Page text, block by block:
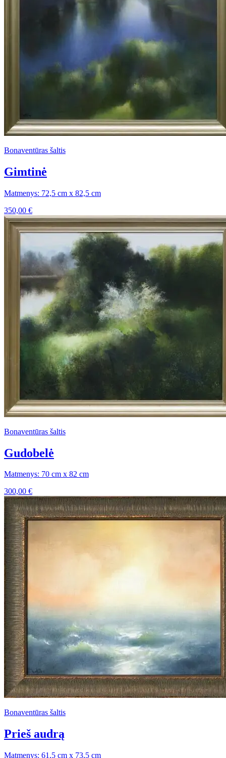
Bonaventūras šaltis
Gimtinė
Matmenys: 72,5 cm x 82,5 cm
350,00 €
Bonaventūras šaltis
Gudobelė
Matmenys: 70 cm x 82 cm
300,00 €
Bonaventūras šaltis
Prieš audrą
Matmenys: 61,5 cm x 73,5 cm